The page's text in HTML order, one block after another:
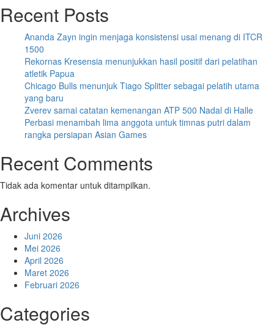
Recent Posts
Ananda Zayn ingin menjaga konsistensi usai menang di ITCR
1500
Rekornas Kresensia menunjukkan hasil positif dari pelatihan
atletik Papua
Chicago Bulls menunjuk Tiago Splitter sebagai pelatih utama
yang baru
Zverev samai catatan kemenangan ATP 500 Nadal di Halle
Perbasi menambah lima anggota untuk timnas putri dalam
rangka persiapan Asian Games
Recent Comments
Tidak ada komentar untuk ditampilkan.
Archives
Juni 2026
Mei 2026
April 2026
Maret 2026
Februari 2026
Categories